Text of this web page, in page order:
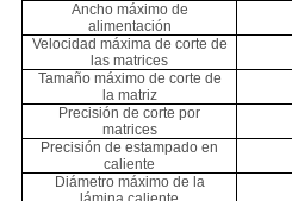
MAPA
DEL
SITIO
Ancho máximo de
alimentación
Velocidad máxima de corte de
las matrices
Tamaño máximo de corte de
la matriz
Precisión de corte por
matrices
Precisión de estampado en
caliente
Diámetro máximo de la